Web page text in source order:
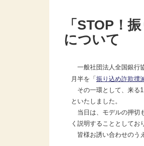
「STOP！
について
一般社団法人全国銀行
月半を「 振り込め詐欺撲
その一環として、来る
といたしました。
当日は、モデルの押切
く説明することとしてお
皆様お誘い合わせのう